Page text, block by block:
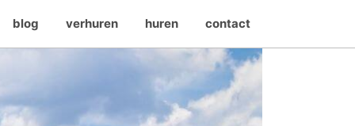
blog verhuren huren contact